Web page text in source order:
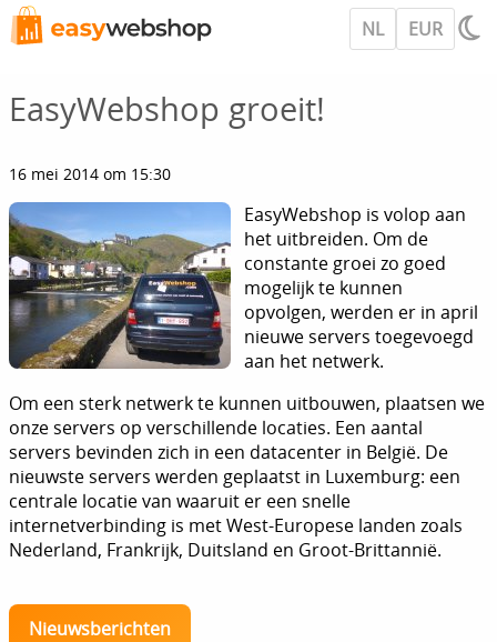
NL EUR
EasyWebshop groeit!
16 mei 2014 om 15:30
EasyWebshop is volop aan
het uitbreiden. Om de
constante groei zo goed
mogelijk te kunnen
opvolgen, werden er in april
nieuwe servers toegevoegd
aan het netwerk.
Om een sterk netwerk te kunnen uitbouwen, plaatsen we
onze servers op verschillende locaties. Een aantal
servers bevinden zich in een datacenter in België. De
nieuwste servers werden geplaatst in Luxemburg: een
centrale locatie van waaruit er een snelle
internetverbinding is met West-Europese landen zoals
Nederland, Frankrijk, Duitsland en Groot-Brittannië.
Nieuwsberichten